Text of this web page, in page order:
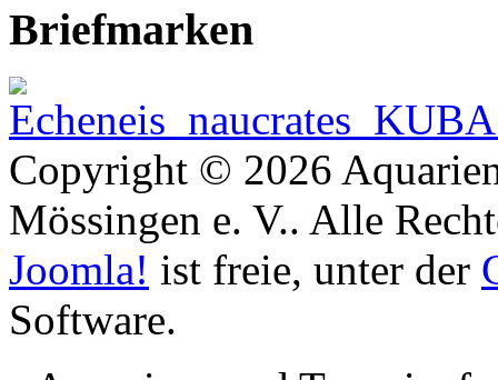
Briefmarken
Copyright © 2026
Mössingen e. V.. Alle
Joomla! ist freie, unter der
Software.